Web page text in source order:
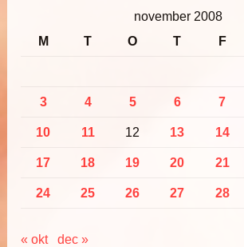
november 2008
M
T O T F
3 4 5 6 7
10 11 12 13 14
17 18 19 20 21
24 25 26 27 28
« okt dec »